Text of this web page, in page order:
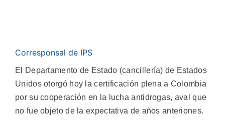
Corresponsal de IPS
El Departamento de Estado (cancillería) de Estados
Unidos otorgó hoy la certificación plena a Colombia
por su cooperación en la lucha antidrogas, aval que
no fue objeto de la expectativa de años anteriones.